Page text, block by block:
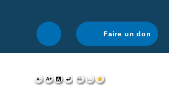
Faire un don